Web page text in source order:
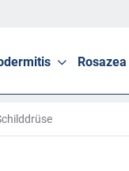
Rosazea